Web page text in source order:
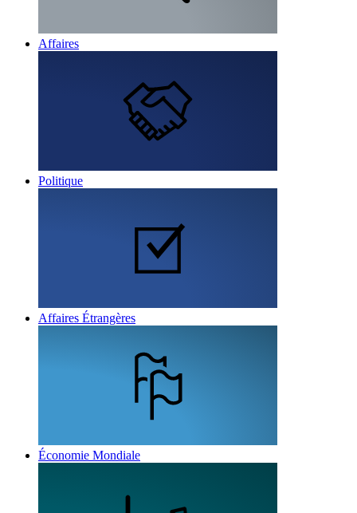
Affaires
Politique
Affaires Étrangères
Économie Mondiale